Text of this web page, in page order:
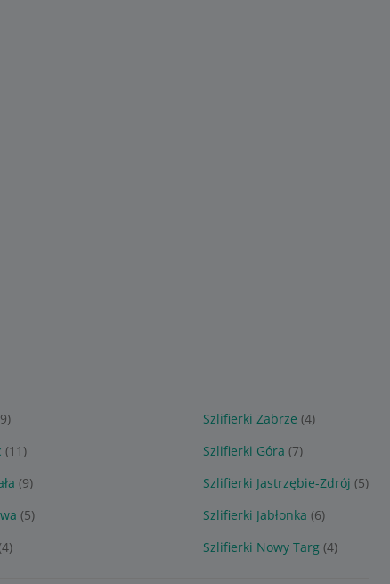
Szlifierki Zabrze (4)
(11) Szlifierki Góra (7)
(9) Szlifierki Jastrzębie-Zdrój (5)
(5) Szlifierki Jabłonka (6)
Szlifierki Nowy Targ (4)